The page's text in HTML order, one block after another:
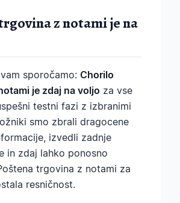
z notami je na
sporočamo: Chorilo
je zdaj na voljo za vse
testni fazi z izbranimi
smo zbrali dragocene
izvedli zadnje
in zdaj lahko ponosno
trgovina z notami za
resničnost.